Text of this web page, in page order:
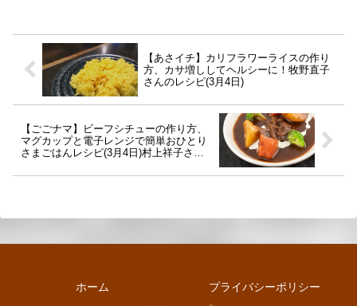
【あさイチ】カリフラワーライスの作り
方、カサ増ししてヘルシーに！牧野直子
さんのレシピ(3月4日)
【ごごナマ】ビーフシチューの作り方、
マグカップと電子レンジで簡単おひとり
さまごはんレシピ(3月4日)村上祥子さん
ホーム
プライバシーポリシー